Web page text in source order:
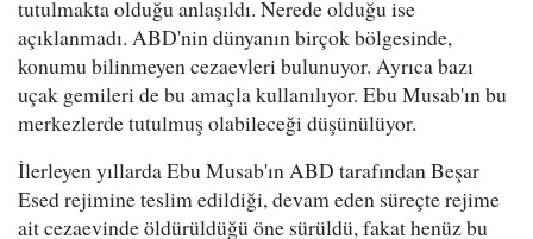
tutulmakta olduğu anlaşıldı. Nerede olduğu ise
açıklanmadı. ABD'nin dünyanın birçok bölgesinde,
konumu bilinmeyen cezaevleri bulunuyor. Ayrıca bazı
uçak gemileri de bu amaçla kullanılıyor. Ebu Musab'ın bu
merkezlerde tutulmuş olabileceği düşünülüyor.
İlerleyen yıllarda Ebu Musab'ın ABD tarafından Beşar
Esed rejimine teslim edildiği, devam eden süreçte rejime
ait cezaevinde öldürüldüğü öne sürüldü, fakat henüz bu